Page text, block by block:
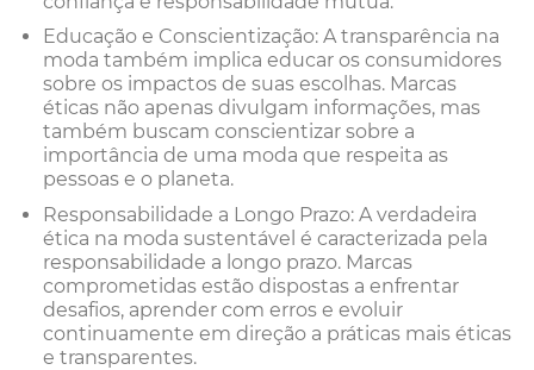
Educação e Conscientização: A transparência na
moda também implica educar os consumidores
sobre os impactos de suas escolhas. Marcas
éticas não apenas divulgam informações, mas
também buscam conscientizar sobre a
importância de uma moda que respeita as
pessoas e o planeta.
Responsabilidade a Longo Prazo: A verdadeira
ética na moda sustentável é caracterizada pela
responsabilidade a longo prazo. Marcas
comprometidas estão dispostas a enfrentar
desafios, aprender com erros e evoluir
continuamente em direção a práticas mais éticas
e transparentes.